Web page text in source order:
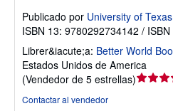
Publicado por University of
ISBN 13: 9780292734142 /
Librer&iacute;a: Better World
Estados Unidos de America
(Vendedor de 5 estrellas)
Contactar al vendedor